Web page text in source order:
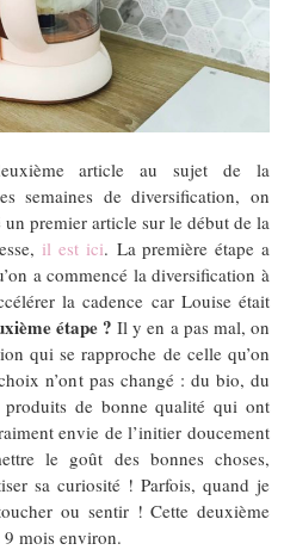
article au sujet de la
semaines de diversification, on
un premier article sur le début de la
il est ici. La première étape a
a commencé la diversification à
la cadence car Louise était
étape ? Il y en a pas mal, on
qui se rapproche de celle qu’on
n’ont pas changé : du bio, du
de bonne qualité qui ont
envie de l’initier doucement
le goût des bonnes choses,
sa curiosité ! Parfois, quand je
ou sentir ! Cette deuxième
9 mois environ.